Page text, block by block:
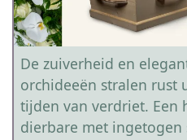
De zuiverheid en
orchideeën stralen rust
tijden van verdriet. Een
dierbare met ingetogen